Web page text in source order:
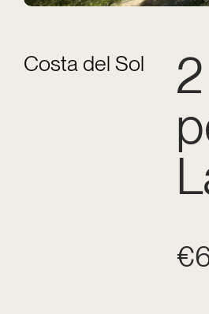
Costa del Sol